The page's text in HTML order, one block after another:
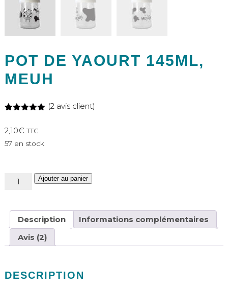
POT DE YAOURT 145ML,
MEUH
basé sur
notations
client
(2avis client)
2,10€ TTC
57 en stock
quantité
de
yaourt
145ml,
Meuh
Ajouter au panier
Description
Informations complémentaires
Avis (2)
DESCRIPTION